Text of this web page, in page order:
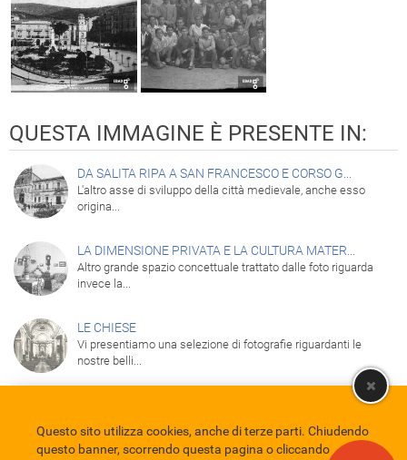
QUESTA IMMAGINE È PRESENTE IN:
DA SALITA RIPA A SAN FRANCESCO E CORSO G...
L'altro asse di sviluppo della città medievale, anche esso
origina...
LA DIMENSIONE PRIVATA E LA CULTURA MATER...
Altro grande spazio concettuale trattato dalle foto riguarda
invece la...
LE CHIESE
Vi presentiamo una selezione di fotografie riguardanti le
nostre belli...
Comune di Eboli Servizio Bibliotecario Nazionale
Privacy policy
Questo sito utilizza cookies, anche di terze parti. Chiudendo
questo banner, scorrendo questa pagina o cliccando